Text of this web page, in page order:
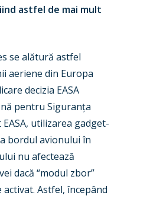
astfel de mai mult
se alătură astfel
aeriene din Europa
decizia EASA
pentru Siguranța
utilizarea gadget-
bordul avionului în
nu afectează
dacă “modul zbor”
Astfel, începând